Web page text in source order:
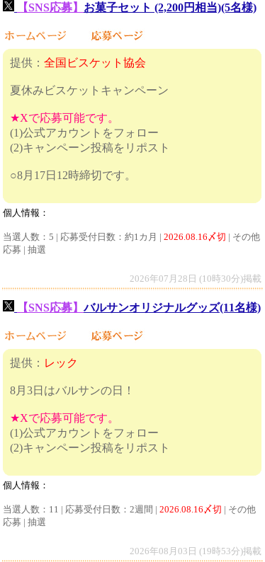
【SNS応募】 お菓子セット (2,200円相当)(5名様)
提供： 全国ビスケット協会
夏休みビスケットキャンペーン
★Xで応募可能です。
(1)公式アカウントをフォロー
(2)キャンペーン投稿をリポスト
○8月17日12時締切です。
個人情報：
当選人数：5 | 応募受付日数：約1カ月 | 2026.08.16〆切 | その他
応募 | 抽選
2026年07月28日 (10時30分)掲載
【SNS応募】バルサンオリジナルグッズ(11名様)
提供： レック
8月3日はバルサンの日！
★Xで応募可能です。
(1)公式アカウントをフォロー
(2)キャンペーン投稿をリポスト
個人情報：
当選人数：11 | 応募受付日数：2週間 | 2026.08.16〆切 | その他
応募 | 抽選
2026年08月03日 (19時53分)掲載